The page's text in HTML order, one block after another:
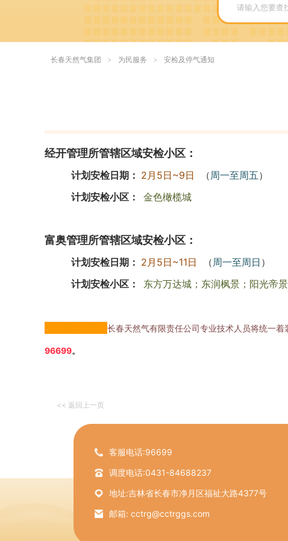
长春天然气集团 > 为民服务 > 安检及停气通知
经开管理所管辖区域安检小区：
计划安检日期： 2月5日~9日 （周一至周五）
计划安检小区： 金色橄榄城
富奥管理所管辖区域安检小区：
计划安检日期： 2月5日~11日 （周一至周日 ）
计划安检小区：
东方万达城； 东润枫景； 阳光帝景
长春天然气有限责任公司专业技术人员将统一
96699。
<< 返回上一页
客服电话:96699
调度电话:0431-84688237
地址:吉林省长春市净月区福祉大路4377号
邮箱: cctrg@cctrggs.com